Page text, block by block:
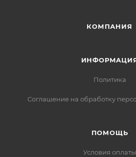
КОМПАНИЯ
Политика
Соглашение на обработку
ПОМОЩЬ
Условия оплаты